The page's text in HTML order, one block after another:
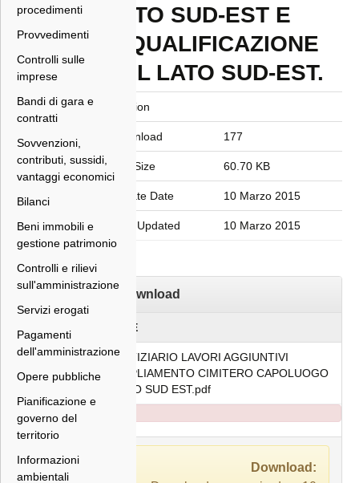
procedimenti
Provvedimenti
Controlli sulle
imprese
Bandi di gara e
contratti
Sovvenzioni,
contributi, sussidi,
vantaggi economici
Bilanci
Beni immobili e
gestione patrimonio
Controlli e rilievi
sull'amministrazione
Servizi erogati
Pagamenti
dell'amministrazione
Opere pubbliche
Pianificazione e
governo del
territorio
Informazioni
ambientali
LATO SUD-EST E
RIQUALIFICAZIONE
DEL LATO SUD-EST.
Version
Download 177
File Size 60.70 KB
Create Date 10 Marzo 2015
Last Updated 10 Marzo 2015
Download
FILE
NOTIZIARIO LAVORI AGGIUNTIVI
AMPLIAMENTO CIMITERO CAPOLUOGO
LATO SUD EST.pdf
Download: